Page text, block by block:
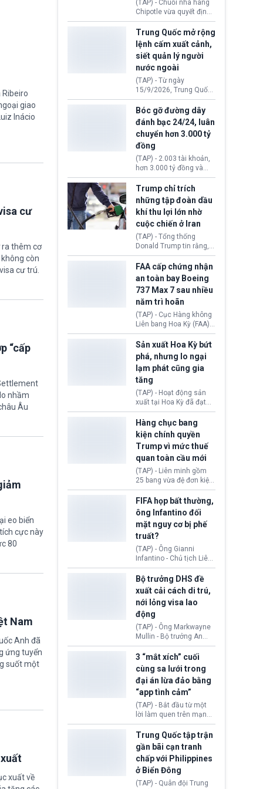
giao
Inácio
cư
ra thêm cơ
còn
cư trú.
“cấp
nhầm
Âu
eo biển
cực này
80
Nam
Anh đã
ứng tuyển
suốt một
xuất về
thăm địa điểm này.
(TAP) - Chuỗi nhà hàng
Chipotle vừa quyết định
loại bỏ tất cả ớt jalapeño
khỏi những cửa hàng
trên toàn lãnh thổ Hoa
Kỳ. Nguyên nhân do cơ
quan y tế nghi ngờ
nguyên liệu liên quan
đến ổ dịch Salmonella
khiến ít nhất 110 người
mắc bệnh tại bang
Minnesota.
Trung Quốc mở rộng
lệnh cấm xuất cảnh,
siết quản lý người
nước ngoài
(TAP) - Từ ngày
15/9/2026, Trung Quốc
áp dụng quy định mới về
quản lý xuất nhập cảnh.
Một hành vi vi phạm giấy
tờ, xuất nhập cảnh trái
phép hay liên quan kiểm
soát công nghệ có thể
khiến công dân Trung
Quốc đối mặt lệnh cấm
xuất cảnh kéo dài tới 3
năm. Trong khi đó, người
nước ngoài sử dụng giấy
tờ giả có nguy cơ bị từ
chối nhập cảnh hoặc
cấm vào Trung Quốc tới
5 năm.
Bóc gỡ đường dây
đánh bạc 24/24, luân
chuyển hơn 3.000 tỷ
đồng
(TAP) - 2.003 tài khoản,
hơn 3.000 tỷ đồng và
một đường dây đánh
bạc xuyên quốc gia vận
hành 24/24 giờ vừa bị
Công an TP. Hải Phòng
(Việt Nam) bóc gỡ.
Trump chỉ trích
những tập đoàn dầu
khí thu lợi lớn nhờ
cuộc chiến ở Iran
(TAP) - Tổng thống
Donald Trump tin rằng, 2
tập đoàn dầu khí
ExxonMobil và Chevron
đã thu về lợi nhuận quá
lớn nhờ giá dầu tăng
mạnh suốt thời gian Hoa
Kỳ xảy ra xung đột ở
Iran. Trên cơ sở đó, lãnh
đạo Nhà Trắng kêu gọi
các doanh nghiệp cần
giảm giá bán cho người
tiêu dùng.
FAA cấp chứng nhận
an toàn bay Boeing
737 Max 7 sau nhiều
năm trì hoãn
(TAP) - Cục Hàng không
Liên bang Hoa Kỳ (FAA)
vừa chính thức cấp
chứng nhận an toàn bay
cho Boeing 737 Max 7,
mẫu máy bay nhỏ nhất
trong dòng 737 Max
thuộc Boeing
Commercial Airplanes
(Boeing). Động thái này
chính thức khép lại gần
một thập kỷ trì hoãn chờ
các cuộc đánh giá
nghiêm ngặt.
Sản xuất Hoa Kỳ bứt
phá, nhưng lo ngại
lạm phát cũng gia
tăng
(TAP) - Hoạt động sản
xuất tại Hoa Kỳ đã đạt
tốc độ nhanh nhất trong
hơn 4 năm qua, cho
thấy nền kinh tế đang
phục hồi tích cực, bất
chấp tác động từ thuế
quan. Tuy nhiên, không
ít doanh nghiệp vẫn cảm
thấy áp lực lạm phát, bất
ổn địa chính trị hiện còn
nghiêm trọng hơn cả
giai đoạn đại dịch
COVID-19.
Hàng chục bang
kiện chính quyền
Trump vì mức thuế
quan toàn cầu mới
(TAP) - Liên minh gồm
25 bang vừa đệ đơn kiện
chính quyền Tổng thống
Donald Trump. Phe
nguyên đơn tin rằng,
hành động áp thuế 10 -
12,5% lên 60 đối tác
thương mại hôm 24/7
vượt quá thẩm quyền
của Tổng thống.
FIFA họp bất thường,
ông Infantino đối
mặt nguy cơ bị phế
truất?
(TAP) - Ông Gianni
Infantino - Chủ tịch Liên
đoàn Bóng đá Thế giới
(FIFA) đang đứng trước
cuộc khủng hoảng
quyền lực nghiêm trọng,
khi Hội đồng FIFA được
cho là đang chuẩn bị tổ
chức cuộc họp khẩn cấp
nhằm xem xét phế truất
ông sau bê bối liên quan
đến kế hoạch thương
mại hoá World Cup.
Bộ trưởng DHS đề
xuất cải cách di trú,
nới lỏng visa lao
động
(TAP) - Ông Markwayne
Mullin - Bộ trưởng An
ninh Nội địa Hoa Kỳ
(DHS) vừa đề xuất chính
phủ cần xem xét mở
rộng tiếp nhận lao động
nước ngoài có thị thực
(visa) tại các lĩnh vực
đang thiếu hụt nhân
công trầm trọng. Việc
này nhằm giải quyết nhu
cầu nhân lực cốt lõi cho
nền kinh tế nội địa.
3 “mắt xích” cuối
cùng sa lưới trong
đại án lừa đảo bằng
“app tình cảm”
(TAP) - Bắt đầu từ một
lời làm quen trên mạng
xã hội, nhiều nạn nhân
từng bước rơi vào chiếc
bẫy “tình cảm - đầu tư”
rồi mất sạch tài sản.
Sau hơn nửa năm điều
tra, Công an tỉnh Cao
Bằng (Việt Nam) đã khép
Trung Quốc tập trận
gần bãi cạn tranh
chấp với Philippines
ở Biển Đông
(TAP) - Quân đội Trung